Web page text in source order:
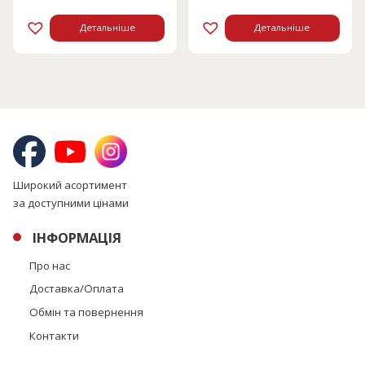
Детальніше Детальніше
Широкий асортимент
за доступними цінами
ІНФОРМАЦІЯ
Про нас
Доставка/Оплата
Обмін та повернення
Контакти